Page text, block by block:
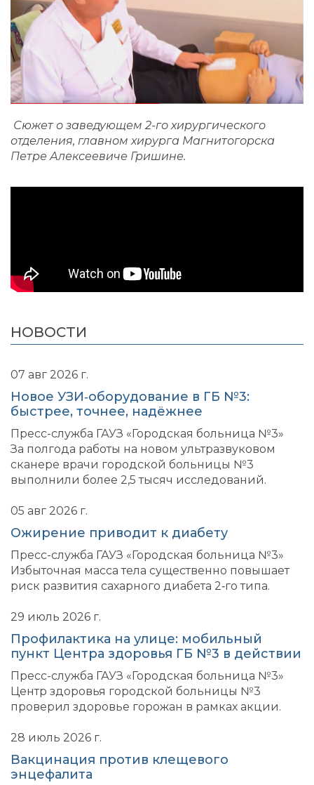
Сюжет о заведующем 2-го хирургического
отделения, главном хирурга Магнитогорска
Петре Алексеевиче Гришине.
НОВОСТИ
07 авг 2026 г.
Новое УЗИ‑оборудование в ГБ №3:
быстрее, точнее, надёжнее
Пресс-служба ГАУЗ «Городская больница №3»
За полгода работы на новом ультразвуковом
сканере врачи городской больницы №3
выполнили более 2,5 тысяч исследований.
05 авг 2026 г.
Ожирение приводит к диабету
Пресс-служба ГАУЗ «Городская больница №3»
Избыточная масса тела существенно повышает
риск развития сахарного диабета 2‑го типа.
29 июль 2026 г.
Профилактика на улице: мобильный
пункт Центра здоровья ГБ №3 в действии
Пресс-служба ГАУЗ «Городская больница №3»
Центр здоровья городской больницы №3
проверил здоровье горожан в рамках акции.
28 июль 2026 г.
Вакцинация против клещевого
энцефалита